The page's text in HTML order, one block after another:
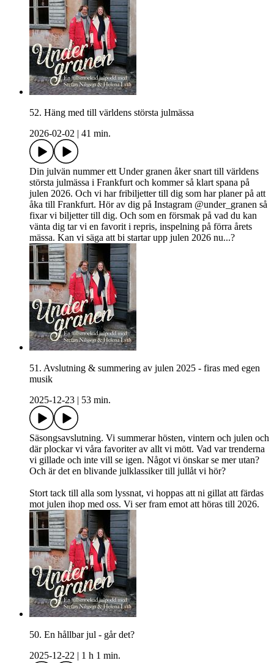
52. Häng med till världens största julmässa
2026-02-02
41 min.
Din julvän nummer ett Under granen åker snart till världens
största julmässa i Frankfurt och kommer så klart spana på
julen 2026. Och vi har fribiljetter till dig som har planer på att
åka till Frankfurt. Hör av dig på Instagram @under_granen så
fixar vi biljetter till dig. Och som en försmak på vad du kan
vänta dig tar vi en favorit i repris, inspelning på förra årets
mässa. Kan vi säga att bi startar upp julen 2026 nu...?
51. Avslutning & summering av julen 2025 - firas med egen
musik
2025-12-23
53 min.
Säsongsavslutning. Vi summerar hösten, vintern och julen och
där plockar vi våra favoriter av allt vi mött. Vad var trenderna
vi gillade och inte vill se igen. Något vi önskar se mer utan?
Och är det en blivande julklassiker till jullåt vi hör?
Stort tack till alla som lyssnat, vi hoppas att ni gillat att färdas
mot julen ihop med oss. Vi ser fram emot att höras till 2026.
50. En hållbar jul - går det?
2025-12-22
1 h 1 min.